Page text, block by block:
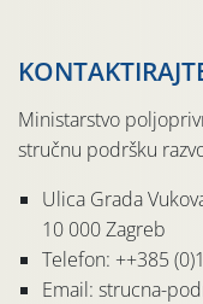
Ministarstvo
stručnu podršku
Ulica Grada
10 000 Zagreb
Telefon: ++385
Email: strucna-